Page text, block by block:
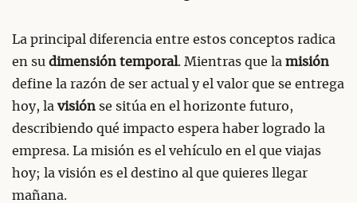
La principal diferencia entre estos conceptos radica
en su dimensión temporal. Mientras que la misión
define la razón de ser actual y el valor que se entrega
hoy, la visión se sitúa en el horizonte futuro,
describiendo qué impacto espera haber logrado la
empresa. La misión es el vehículo en el que viajas
hoy; la visión es el destino al que quieres llegar
mañana.